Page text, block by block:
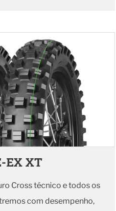
EX XT
Cross técnico e todos os
com desempenho,